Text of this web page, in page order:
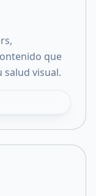
que
visual.